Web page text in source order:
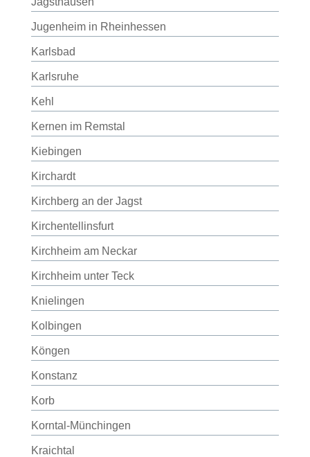
Jugenheim in Rheinhessen
Karlsbad
Karlsruhe
Kehl
Kernen im Remstal
Kiebingen
Kirchardt
Kirchberg an der Jagst
Kirchentellinsfurt
Kirchheim am Neckar
Kirchheim unter Teck
Knielingen
Kolbingen
Köngen
Konstanz
Korb
Korntal-Münchingen
Kraichtal